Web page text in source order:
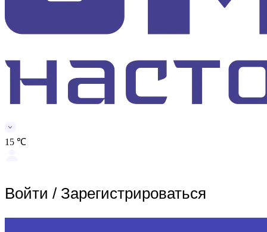
15 ℃
Войти / Зарегистрироваться